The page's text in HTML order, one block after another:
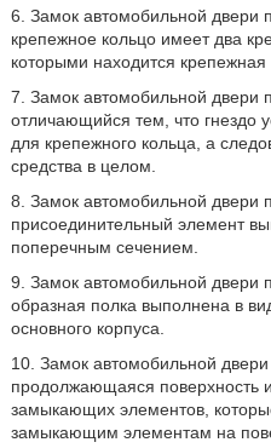
6. Замок автомобильной двери
крепежное кольцо имеет два
которыми находится крепежная
7. Замок автомобильной двери
отличающийся тем, что гнездо
для крепежного кольца, а
средства в целом.
8. Замок автомобильной двери
присоединительный элемент
поперечным сечением.
9. Замок автомобильной двери
образная полка выполнена в
основного корпуса.
10. Замок автомобильной
продолжающаяся поверхность
замыкающих элементов,
замыкающим элементам на